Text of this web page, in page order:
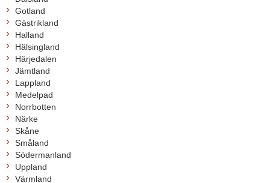
Gotland
Gästrikland
Halland
Hälsingland
Härjedalen
Jämtland
Lappland
Medelpad
Norrbotten
Närke
Skåne
Småland
Södermanland
Uppland
Värmland